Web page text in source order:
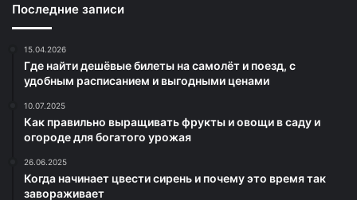
Последние записи
15.04.2026
Где найти дешёвые билеты на самолёт и поезд, с
удобным расписанием и выгодными ценами
10.07.2025
Как правильно выращивать фрукты и овощи в саду и
огороде для богатого урожая
26.06.2025
Когда начинает цвести сирень и почему это время так
завораживает